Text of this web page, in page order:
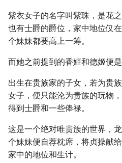
紫衣女子的名字叫紫珠，是花
也有士爵的爵位，家中地位仅
个妹妹都要高上一筹。
而她之前提到的香姬和德姬便是
出生在贵族家的子女，若为贵
女子，便只能沦为贵族的玩物
得到士爵和一些俸禄。
这是一个绝对唯贵族的世界，
个妹妹便自荐枕席，将贞操献
家中的地位和生计。